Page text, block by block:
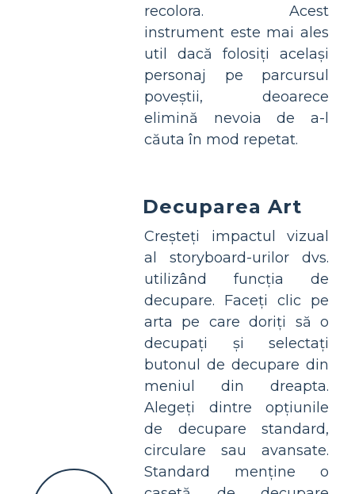
recolora. Acest
instrument este mai ales
util dacă folosiți același
personaj pe parcursul
poveștii, deoarece
elimină nevoia de a-l
căuta în mod repetat.
Decuparea Art
Creșteți impactul vizual
al storyboard-urilor dvs.
utilizând funcția de
decupare. Faceți clic pe
arta pe care doriți să o
decupați și selectați
butonul de decupare din
meniul din dreapta.
Alegeți dintre opțiunile
de decupare standard,
circulare sau avansate.
Standard menține o